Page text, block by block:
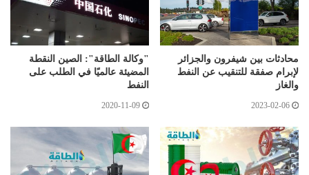
محادثات بين شيفرون والجزائر
لإبرام صفقة للتنقيب عن النفط
والغاز
2023-02-06
"وكالة الطاقة": الصين النقطة
المضيئة عالميًا في الطلب على
النفط
2020-11-09